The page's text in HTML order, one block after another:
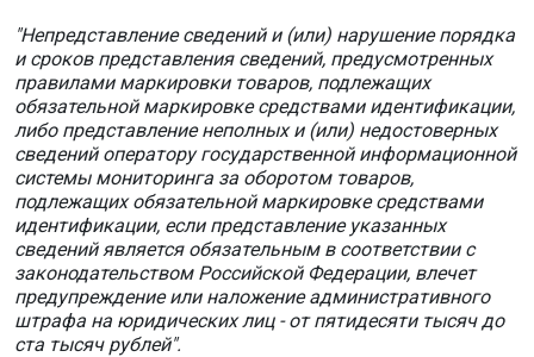
"Непредставление сведений и (или) нарушение порядка
и сроков представления сведений, предусмотренных
правилами маркировки товаров, подлежащих
обязательной маркировке средствами идентификации,
либо представление неполных и (или) недостоверных
сведений оператору государственной информационной
системы мониторинга за оборотом товаров,
подлежащих обязательной маркировке средствами
идентификации, если представление указанных
сведений является обязательным в соответствии с
законодательством Российской Федерации, влечет
предупреждение или наложение административного
штрафа на юридических лиц - от пятидесяти тысяч до
ста тысяч рублей".